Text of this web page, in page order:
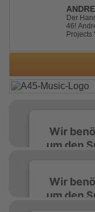
Sean
X
Der
46!
Projects
Timster
Wir
um den
Ihren
Wir
um den